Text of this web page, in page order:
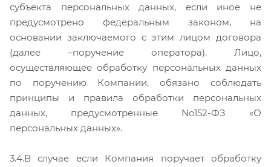
субъекта персональных данных, если иное не
предусмотрено федеральным законом, на
основании заключаемого с этим лицом договора
(далее –поручение оператора). Лицо,
осуществляющее обработку персональных данных
по поручению Компании, обязано соблюдать
принципы и правила обработки персональных
данных, предусмотренные No152-ФЗ «О
персональных данных».
3.4.В случае если Компания поручает обработку